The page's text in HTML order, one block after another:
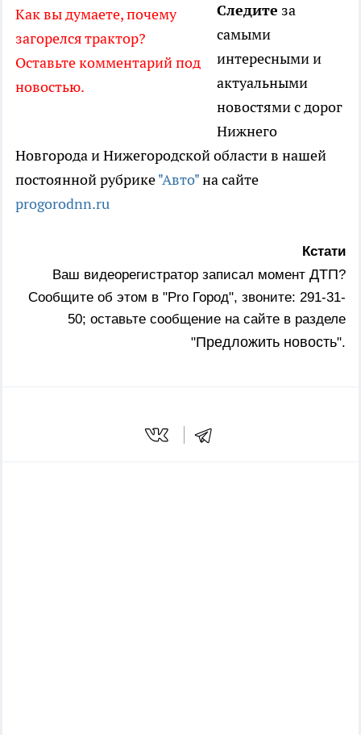
Как вы думаете, почему
загорелся трактор?
Оставьте комментарий под
новостью.
Следите за
самыми
интересными и
актуальными
новостями с дорог
Нижнего
Новгорода и Нижегородской области в нашей
постоянной рубрике"Авто"на сайте
progorodnn.ru
Кстати
Ваш видеорегистратор записал момент ДТП?
Сообщите об этом в "Pro Город", звоните: 291-31-
50; оставьте сообщение на сайте в разделе
"Предложить новость".